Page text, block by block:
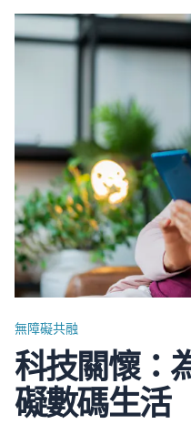
（約150萬人）。香港社會
超過一半受訪照顧者每星
無障礙共融
科技關懷：
礙數碼生活